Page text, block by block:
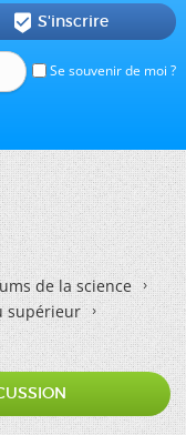
Se souvenir de moi ?
 S'inscrire
de la science
supérieur